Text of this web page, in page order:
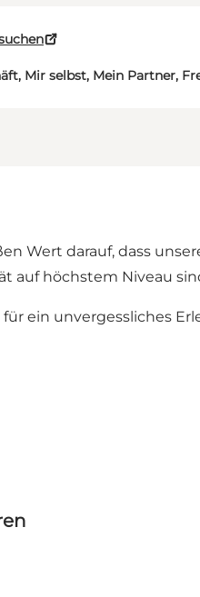
Mir selbst, Mein Partner,
Wert darauf, dass
auf höchstem Niveau
ein unvergessliches